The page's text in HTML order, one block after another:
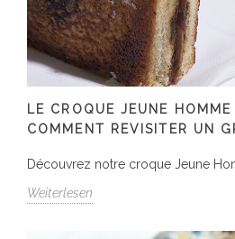
LE CROQUE JEUNE
COMMENT REVISITER UN
Découvrez notre croque Jeune
Weiterlesen